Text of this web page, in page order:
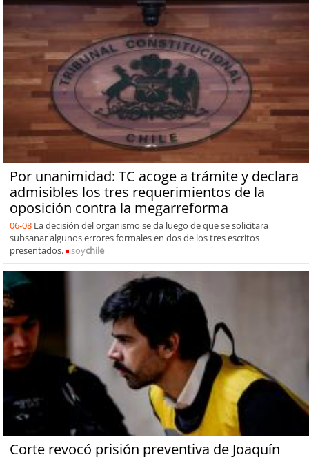
Por unanimidad: TC acoge a trámite y declara
admisibles los tres requerimientos de la
oposición contra la megarreforma
06-08 La decisión del organismo se da luego de que se solicitara
subsanar algunos errores formales en dos de los tres escritos
presentados.
soychile
Corte revocó prisión preventiva de Joaquín